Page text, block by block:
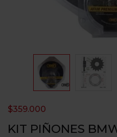
KIT PIÑONES
$359.000